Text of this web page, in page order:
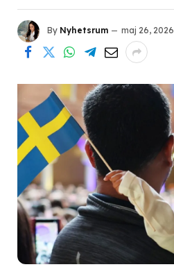
By Nyhetsrum maj 26, 2026